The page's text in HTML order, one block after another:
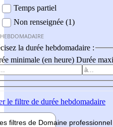
Temps partiel
Non renseignée (1)
la durée hebdomadaire :
minimale (en heure) Durée
le filtre de durée hebdomadaire
filtres de Domaine professionnel